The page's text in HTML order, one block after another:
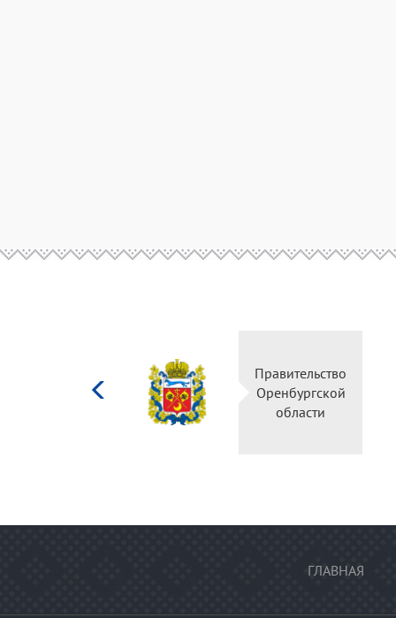
Министерство
культуры
Российской
федерации
ГЛАВНАЯ